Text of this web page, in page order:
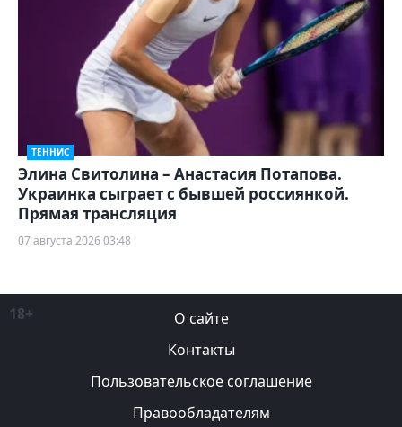
ТЕННИС
Элина Свитолина – Анастасия Потапова.
Украинка сыграет с бывшей россиянкой.
Прямая трансляция
07 августа 2026 03:48
18+
О сайте
Контакты
Пользовательское соглашение
Правообладателям